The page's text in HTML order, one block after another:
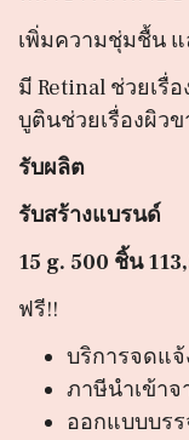
เพิ่มความชุ่มชื้น
มี Retinal ช่วยเรื่
บูตินช่วยเรื่องผิวข
รับผลิต
รับสร้างแบรนด์
15 g. 500 ชิ้น
ฟรี!!
บริการจดแจ้
ภาษีนำเข้าจ
ออกแบบบร